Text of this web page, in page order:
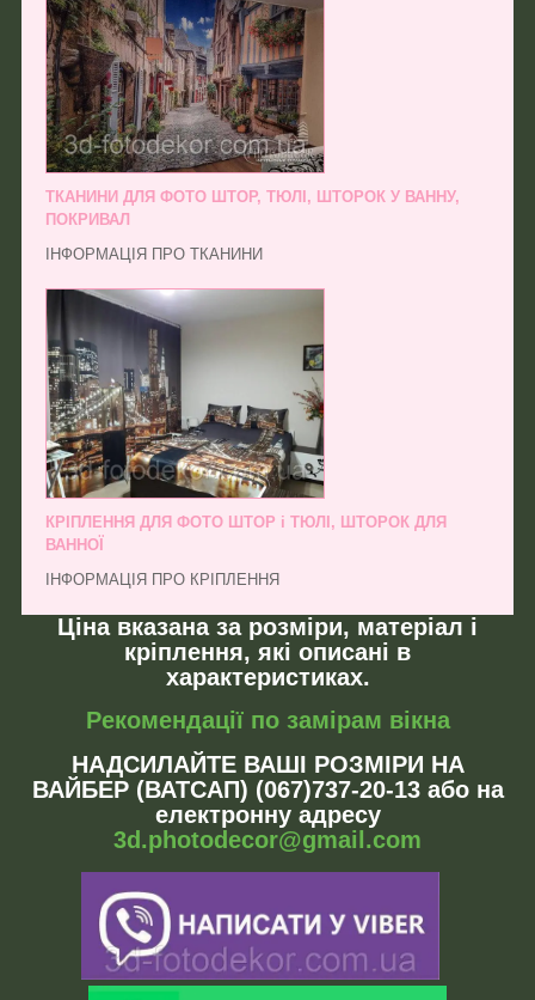
ТКАНИНИ ДЛЯ ФОТО ШТОР, ТЮЛІ, ШТОРОК У ВАННУ,
ПОКРИВАЛ
ІНФОРМАЦІЯ ПРО ТКАНИНИ
КРІПЛЕННЯ ДЛЯ ФОТО ШТОР і ТЮЛІ, ШТОРОК ДЛЯ
ВАННОЇ
ІНФОРМАЦІЯ ПРО КРІПЛЕННЯ
Ціна вказана за розміри, матеріал і
кріплення, які описані в
характеристиках.
Рекомендації по замірам вікна
НАДСИЛАЙТЕ ВАШІ РОЗМІРИ НА
ВАЙБЕР (ВАТСАП) (067)737-20-13 або на
електронну адресу
3d.photodecor@gmail.com